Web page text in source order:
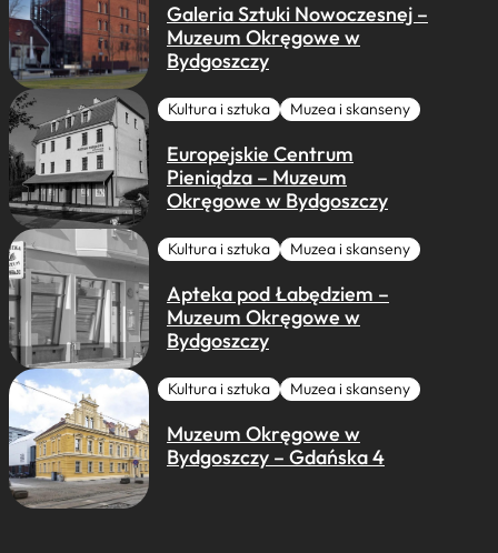
Galeria Sztuki Nowoczesnej –
Muzeum Okręgowe w
Bydgoszczy
Kultura i sztuka Muzea i skanseny
Europejskie Centrum
Pieniądza – Muzeum
Okręgowe w Bydgoszczy
Kultura i sztuka Muzea i skanseny
Apteka pod Łabędziem –
Muzeum Okręgowe w
Bydgoszczy
Kultura i sztuka Muzea i skanseny
Muzeum Okręgowe w
Bydgoszczy – Gdańska 4